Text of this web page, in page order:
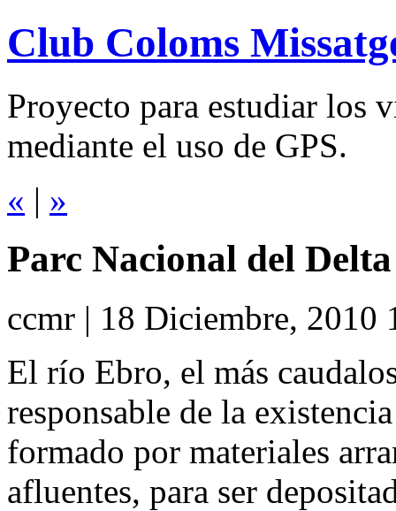
Club Coloms
Proyecto para estudiar los
mediante el uso de GPS.
« | »
Parc Nacional del
ccmr | 18 Diciembre, 2010
El río Ebro, el más
responsable de la
formado por materiales
afluentes, para ser